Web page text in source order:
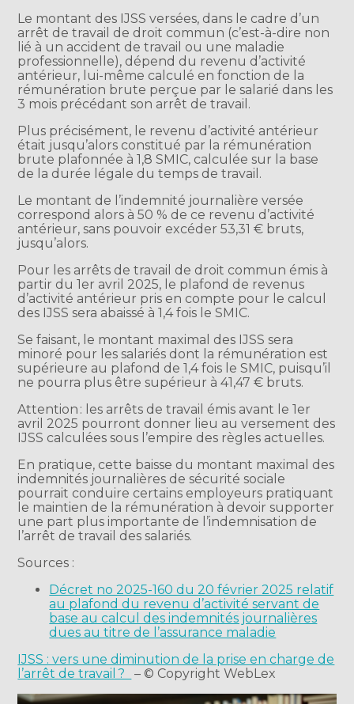
Le montant des IJSS versées, dans le cadre d’un
arrêt de travail de droit commun (c’est-à-dire non
lié à un accident de travail ou une maladie
professionnelle), dépend du revenu d’activité
antérieur, lui-même calculé en fonction de la
rémunération brute perçue par le salarié dans les
3 mois précédant son arrêt de travail.
Plus précisément, le revenu d’activité antérieur
était jusqu’alors constitué par la rémunération
brute plafonnée à 1,8 SMIC, calculée sur la base
de la durée légale du temps de travail.
Le montant de l’indemnité journalière versée
correspond alors à 50 % de ce revenu d’activité
antérieur, sans pouvoir excéder 53,31 € bruts,
jusqu’alors.
Pour les arrêts de travail de droit commun émis à
partir du 1er avril 2025, le plafond de revenus
d’activité antérieur pris en compte pour le calcul
des IJSS sera abaissé à 1,4 fois le SMIC.
Se faisant, le montant maximal des IJSS sera
minoré pour les salariés dont la rémunération est
supérieure au plafond de 1,4 fois le SMIC, puisqu’il
ne pourra plus être supérieur à 41,47 € bruts.
Attention : les arrêts de travail émis avant le 1er
avril 2025 pourront donner lieu au versement des
IJSS calculées sous l’empire des règles actuelles.
En pratique, cette baisse du montant maximal des
indemnités journalières de sécurité sociale
pourrait conduire certains employeurs pratiquant
le maintien de la rémunération à devoir supporter
une part plus importante de l’indemnisation de
l’arrêt de travail des salariés.
Sources :
Décret no 2025-160 du 20 février 2025 relatif
au plafond du revenu d’activité servant de
base au calcul des indemnités journalières
dues au titre de l’assurance maladie
IJSS : vers une diminution de la prise en charge de
l’arrêt de travail ?
– © Copyright WebLex